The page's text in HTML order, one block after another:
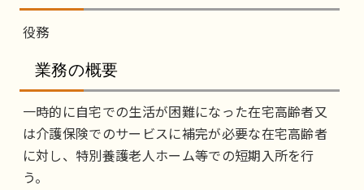
役務
業務の概要
一時的に自宅での生活が困難になった在宅高齢者又
は介護保険でのサービスに補完が必要な在宅高齢者
に対し、特別養護老人ホーム等での短期入所を行
う。